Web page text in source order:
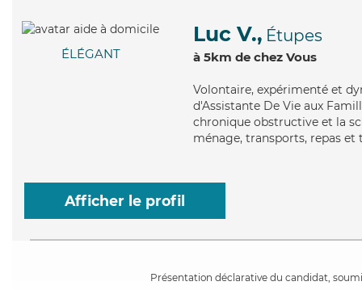
ÉLÉGANT
Luc V., Étupes
à 5km de chez Vous
Volontaire, expérimenté et
d'Assistante De Vie aux
chronique obstructive et la
ménage, transports, repas
Afficher le profil
Présentation déclarative du candidat,